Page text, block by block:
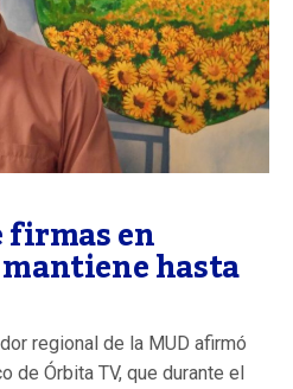
firmas en
hasta
regional de la MUD afirmó
de Órbita TV, que durante el